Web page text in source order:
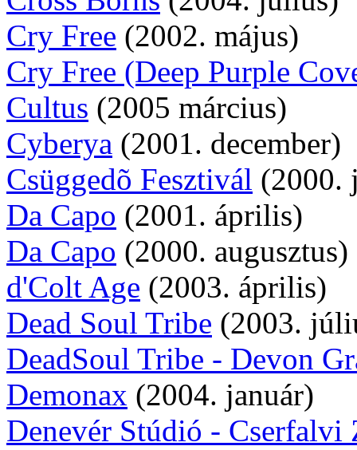
Cry Free (2002. május)
Cry Free (Deep Purple
Cultus (2005 március)
Cyberya (2001. december)
Csüggedõ Fesztivál (2000.
Da Capo (2001. április)
Da Capo (2000. augusztus)
d'Colt Age (2003. április)
Dead Soul Tribe (2003.
DeadSoul Tribe - Devon
Demonax (2004. január)
Denevér Stúdió - Cserfalvi